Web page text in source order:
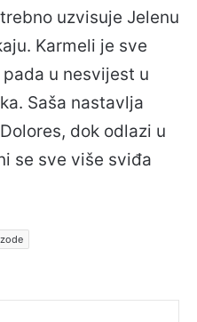
uzvisuje Jelenu
Karmeli je sve
u nesvijest u
Saša nastavlja
dok odlazi u
se sve više sviđa